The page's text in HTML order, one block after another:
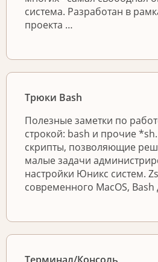
система. Разработан в
проекта …
Трюки Bash
Полезные заметки по
строкой: bash и прочие
скрипты, позволяющие
малые задачи
настройки Юникс систем.
современного MacOS, Bash